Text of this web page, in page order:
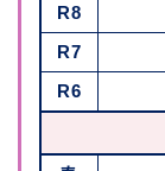
R8
R7
R6